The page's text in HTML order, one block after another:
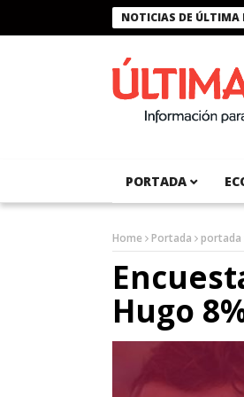
NOTICIAS DE ÚLTIMA
Presidente Bukele condecora a
PORTADA
Home Portada portada
Hugo